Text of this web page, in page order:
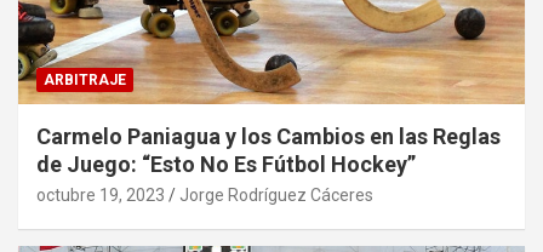
ARBITRAJE
Carmelo Paniagua y los Cambios en las Reglas
de Juego: “Esto No Es Fútbol Hockey”
octubre 19, 2023 Jorge Rodríguez Cáceres